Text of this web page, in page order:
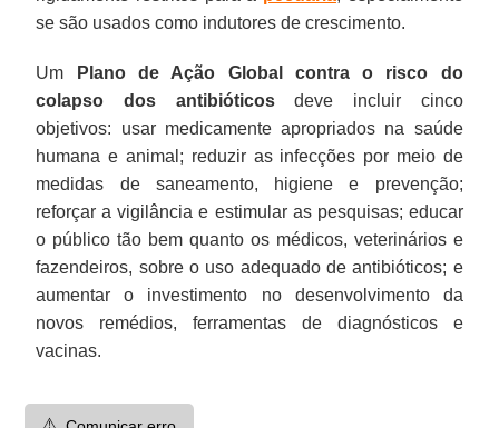
se são usados como indutores de crescimento.
Um
Plano de Ação Global contra o risco do
colapso dos antibióticosdeve incluir cinco
objetivos: usar medicamente apropriados na saúde
humana e animal; reduzir as infecções por meio de
medidas de saneamento, higiene e prevenção;
reforçar a vigilância e estimular as pesquisas; educar
o público tão bem quanto os médicos, veterinários e
fazendeiros, sobre o uso adequado de antibióticos; e
aumentar o investimento no desenvolvimento da
novos remédios, ferramentas de diagnósticos e
vacinas.
⚠️